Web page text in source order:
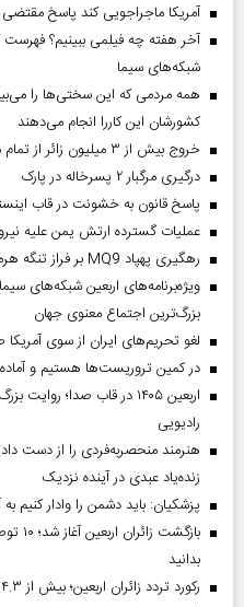
آمریکا ماجراجویی کند پاسخ
آخر هفته چه فیلمی ببینیم؟
شبکه‌های سیما
همه مردمی که این سختی‌ها را
کشورشان این کاررا انجام می‌دهند
خروج بیش از ۳ میلیون زائر از تمام مرز‌های کشور
درگیری مرگبار ۲ پسرخاله در پارک
پاسخ قانون به خشونت در قاب
عملیات گسترده ارتش یمن علیه
رهگیری پهپاد MQ9 بر فراز تنگه هرمز
ویژه‌برنامه‌های اربعین شبکه‌های سیما
بزرگ‌ترین اجتماع معنوی جهان
لغو تحریم‌های ایران از سوی
در کمین تروریست‌ها هستیم و
اربعین ۱۴۰۵ در قاب صدا؛
رادیویی
زنده‌یاد عبدی در آینده نزدیک
پزشکیان: باید دشمن را وادار کنیم به
بدانید